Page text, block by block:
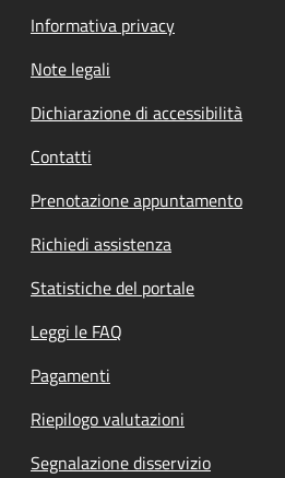
Informativa privacy
Note legali
Dichiarazione di accessibilità
Contatti
Prenotazione appuntamento
Richiedi assistenza
Statistiche del portale
Leggi le FAQ
Pagamenti
Riepilogo valutazioni
Segnalazione disservizio